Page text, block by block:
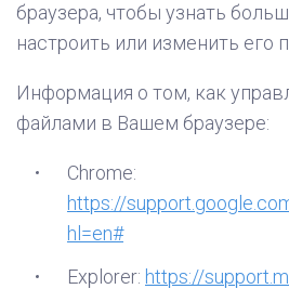
браузера, чтобы узнать
настроить или изменить его
Информация о том, как
файлами в Вашем браузере:
Chrome:
https://
hl=en#
Explorer: https://